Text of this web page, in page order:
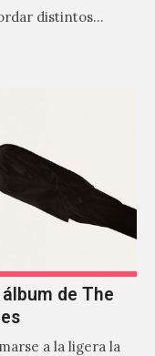
distintos
de The
a la ligera la